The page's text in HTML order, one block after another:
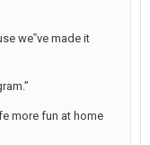
we‟ve made it
more fun at home